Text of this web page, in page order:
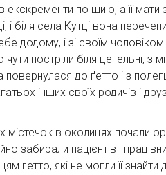
екскременти по шию, а її мати
біля села Кутці вона
додому, і зі своїм
постріли біля цегельні, з
повернулася до ґетто і з
інших своїх родичів і
містечок в околицях почали
забирали пацієнтів і
ґетто, які не могли її